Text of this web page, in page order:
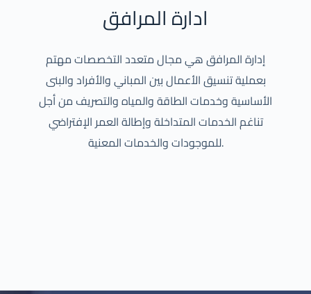
ادارة المرافق
إدارة المرافق هي مجال متعدد التخصصات مهتم
بعملية تنسيق الأعمال بين المباني والأفراد والبنى
الأساسية وخدمات الطاقة والمياه والتصريف من أجل
تناغم الخدمات المتداخلة وإطالة العمر الإفتراضي
للموجودات والخدمات المعنية.